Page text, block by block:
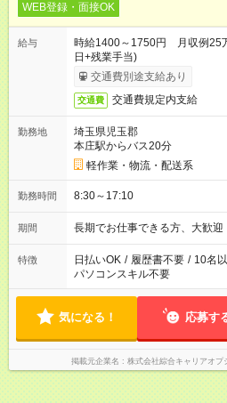
WEB登録・面接OK
給与
時給1400～1750円 月収例25
日+残業手当)
交通費別途支給あり
交通費 交通費規定内支給
勤務地
埼玉県児玉郡
本庄駅からバス20分
軽作業・物流・配送系
勤務時間 8:30～17:10
期間 長期でお仕事できる方、大歓迎
特徴 日払いOK / 履歴書不要 / 10名
パソコンスキル不要
気になる！ 応募す
掲載元企業名 株式会社綜合キャリアオ